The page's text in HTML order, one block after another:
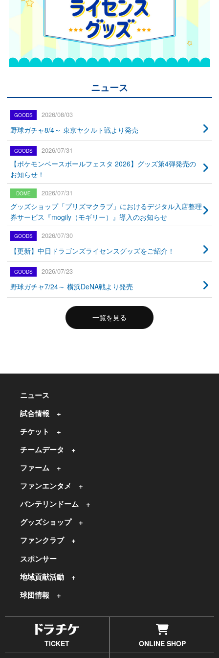
ニュース
2026/08/03
野球ガチャ8/4～ 東京ヤクルト戦より発売
2026/07/31
【ポケモンベースボールフェスタ 2026】グッズ第4弾発売の
お知らせ！
2026/07/31
グッズショップ「プリズマクラブ」におけるデジタル入店整理
券サービス『mogily（モギリー）』導入のお知らせ
2026/07/30
【更新】中日ドラゴンズライセンスグッズをご紹介！
2026/07/23
野球ガチャ7/24～ 横浜DeNA戦より発売
一覧を見る
ニュース
試合情報
チケット
チームデータ
ファーム
ファンエンタメ
バンテリンドーム
グッズショップ
ファンクラブ
スポンサー
地域貢献活動
球団情報
TICKET ONLINE SHOP